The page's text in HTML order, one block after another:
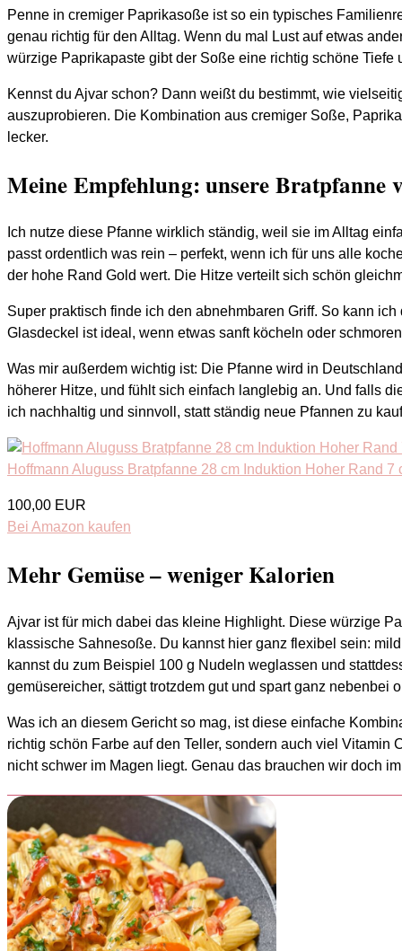
Penne in cremiger Paprikasoße ist so ein typisches
genau richtig für den Alltag. Wenn du mal Lust auf etwas
würzige Paprikapaste gibt der Soße eine richtig schöne Tiefe
Kennst du Ajvar schon? Dann weißt du bestimmt, wie
auszuprobieren. Die Kombination aus cremiger Soße,
lecker.
Meine Empfehlung: unsere Bratpfanne
Ich nutze diese Pfanne wirklich ständig, weil sie im Alltag
passt ordentlich was rein – perfekt, wenn ich für uns alle
der hohe Rand Gold wert. Die Hitze verteilt sich schön
Super praktisch finde ich den abnehmbaren Griff. So kann
Glasdeckel ist ideal, wenn etwas sanft köcheln oder
Was mir außerdem wichtig ist: Die Pfanne wird in
höherer Hitze, und fühlt sich einfach langlebig an. Und falls
ich nachhaltig und sinnvoll, statt ständig neue Pfannen zu
Hoffmann Aluguss Bratpfanne 28 cm Induktion Hoher Rand
100,00 EUR
Bei Amazon kaufen
Mehr Gemüse – weniger Kalorien
Ajvar ist für mich dabei das kleine Highlight. Diese würzige
klassische Sahnesoße. Du kannst hier ganz flexibel sein:
kannst du zum Beispiel 100 g Nudeln weglassen und
gemüsereicher, sättigt trotzdem gut und spart ganz nebenbei
Was ich an diesem Gericht so mag, ist diese einfache
richtig schön Farbe auf den Teller, sondern auch viel Vitamin
nicht schwer im Magen liegt. Genau das brauchen wir doch